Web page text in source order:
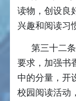
读物，创设良
兴趣和阅读习
第三十二
要求，加强书
中的分量，开
校园阅读活动